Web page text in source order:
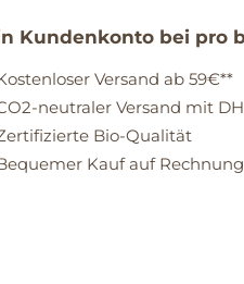
Kundenkonto bei pro
Versand ab 59€**
neutraler Versand mit
Bio-Qualität
Kauf auf